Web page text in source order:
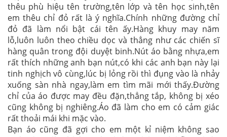
thêu phù hiệu tên trường,tên lớp và tên học sinh,tên
em thêu chỉ đỏ rất là ý nghĩa.Chính những đường chỉ
đỏ đã làm nổi bật cái tên ấy.Hàng khuy may năm
lỗ,luôn luôn theo chiều dọc và thẳng như các chiến sĩ
hàng quân trong đội duyệt binh.Nút áo bằng nhựa,em
rất thích những anh bạn nút,có khi các anh bạn này lại
tinh nghịch vô cùng,lúc bị lỏng rồi thì đụng vào là nhảy
xuống sàn nhà ngay,làm em tìm mãi mới thấy.Đường
chỉ của áo được may đều đặn,thẳng tắp, không bị xéo
cũng không bị nghiêng.Áo đã làm cho em có cảm giác
rất thoải mái khi mặc vào.
Bạn áo cũng đã gợi cho em một kỉ niệm không sao